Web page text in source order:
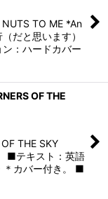
TO ME *An
だと思います）
：ハードカバー
OF THE
THE SKY
■テキスト：英語
＊カバー付き。 ■